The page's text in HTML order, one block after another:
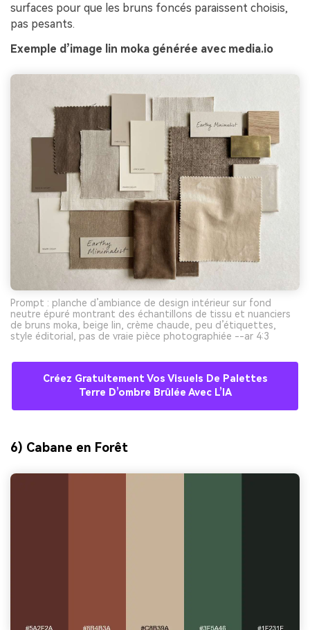
surfaces pour que les bruns foncés paraissent choisis,
pas pesants.
Exemple d’image lin moka générée avec media.io
Prompt : planche d’ambiance de design intérieur sur fond
neutre épuré montrant des échantillons de tissu et nuanciers
de bruns moka, beige lin, crème chaude, peu d’étiquettes,
style éditorial, pas de vraie pièce photographiée --ar 4:3
Créez Gratuitement Vos Visuels De Palettes
Terre D’ombre Brûlée Avec L’IA
6) Cabane en Forêt